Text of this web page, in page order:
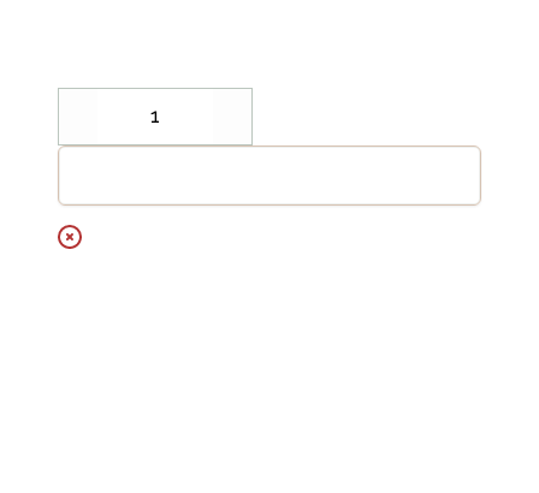
Decrease